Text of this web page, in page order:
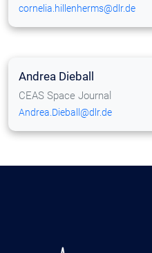
cornelia.hillenherms@dlr.de
Andrea Dieball
CEAS Space Journal
Andrea.Dieball@dlr.de